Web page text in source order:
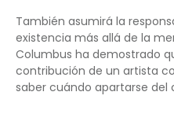
También asumirá la
existencia más allá de la
Columbus ha demostrado
contribución de un artista
saber cuándo apartarse del